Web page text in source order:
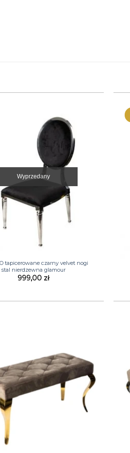
Wyprzedany
tapicerowane czarny velvet nogi
stal nierdzewna glamour
999,00 zł